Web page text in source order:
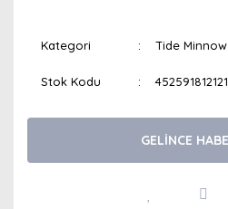
Kategori Tide
Stok Kodu
GELİNCE